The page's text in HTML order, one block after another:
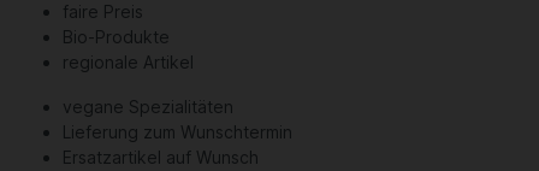
faire Preis
Bio-Produkte
regionale Artikel
vegane Spezialitäten
Lieferung zum Wunschtermin
Ersatzartikel auf Wunsch